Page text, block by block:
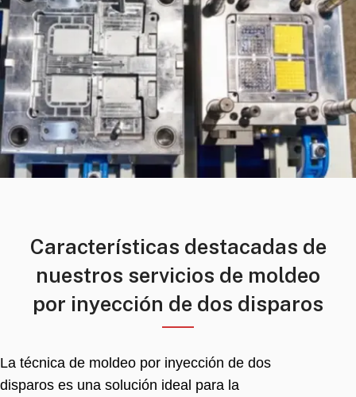
Características destacadas de
nuestros servicios de moldeo
por inyección de dos disparos
La técnica de moldeo por inyección de dos
disparos es una solución ideal para la